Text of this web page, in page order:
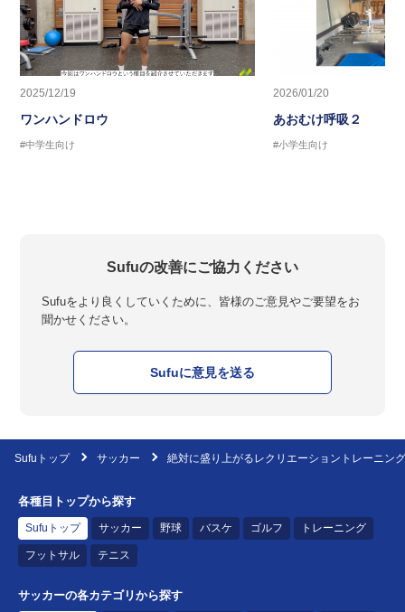
2025/12/19
ワンハンドロウ
#中学生向け
2026/01/20
あおむけ呼吸２
#小学生向け
Sufuの改善にご協力ください
Sufuをより良くしていくために、皆様のご意見やご要望をお
聞かせください。
Sufuに意見を送る
Sufuトップ サッカー 絶対に盛り上がるレクリエーショントレーニン
各種目トップから探す
Sufuトップ サッカー 野球 バスケ ゴルフ トレーニング
フットサル テニス
サッカーの各カテゴリから探す